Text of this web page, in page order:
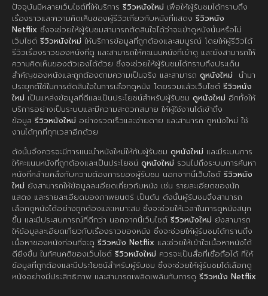
ปัจจุบันมีหลายเว็บไซต์ที่ให้บริการ รีวิวหนังใหม่ เพื่อให้ผู้รับชมได้ทราบถึง
เรื่องราวและความคิดเห็นของผู้รีวิวเกี่ยวกับหนังที่แสดง รีวิวหนัง
Netflix ซึ่งจะช่วยให้ผู้รับชมสามารถตัดสินใจได้ว่าจะเข้าดูหนังนั้นหรือไม่
เว็บไซต์ รีวิวหนังใหม่ ให้บริการข้อมูลที่ถูกต้องและสมบูรณ์ โดยให้ผู้รีวิวได้
รีวิวเรื่องราวของหนังที่ดู และสามารถให้คะแนนหนังที่เข้าดู และยังสามารถให้
ความคิดเห็นของตัวเองได้ด้วย ซึ่งจะช่วยให้ผู้รับชมได้ทราบถึงประเด็น
สำคัญของหนังและถูกต้องตามความเป็นจริง และสามารถ ดูหนังใหม่ นำมา
ประยุกต์ใช้ในการตัดสินใจในการเลือกดูหนัง โดยรวมแล้วเว็บไซต์ รีวิวหนัง
ใหม่ เป็นแหล่งข้อมูลที่ดีและเป็นประโยชน์สำหรับผู้รับชม ดูหนังใหม่ อีกทั้งให้
บริการอย่างเป็นระบบและมีความสะดวกสบาย ให้ผู้ใช้งานได้เข้าถึง
ข้อมูล รีวิวหนังใหม่ อย่างรวดเร็วและง่ายดาย และสามารถ ดูหนังใหม่ ใช้
งานได้ทุกที่ทุกเวลาอีกด้วย
ดังนั้นจึงควรจะมีการแนะนำหนังใหม่ให้กับผู้รับชม ดูหนังใหม่ และมีระบบการ
ให้คะแนนหนังที่ถูกต้องและเป็นประโยชน์ ดูหนังใหม่ รวมไปถึงระบบการค้นหา
หนังที่คล้ายคลึงกับความต้องการของผู้รับชม นอกจากนี้เว็บไซต์ รีวิวหนัง
ใหม่ ยังสามารถให้ข้อมูลละเอียดเกี่ยวกับหนัง เช่น รายละเอียดของนัก
แสดง และรายละเอียดของภาพยนตร์ เป็นต้น ดังนั้นผู้รับชมจึงสามารถ
เลือกดูหนังได้อย่างถูกต้องและเหมาะสม ซึ่งจะช่วยให้เวลาในการดูหนังสนุก
ขึ้น และมีประสบการณ์ที่ดีกว่า นอกจากนี้เว็บไซต์ รีวิวหนังใหม่ ยังสามารถ
ให้ข้อมูลละเอียดเกี่ยวกับเรื่องราวของหนัง ซึ่งจะช่วยให้ผู้รับชมได้ทราบถึง
เนื้อหาของหนังก่อนที่จะดู รีวิวหนัง Netflix และช่วยให้เข้าใจเนื้อหาหนังได้
ดียิ่งขึ้น ในทัศนคติของเว็บไซต์ รีวิวหนังใหม่ ควรจะเป็นสื่อที่เชื่อถือได้ ที่ให้
ข้อมูลที่ถูกต้องและมีประโยชน์สำหรับผู้รับชม ซึ่งจะช่วยให้ผู้รับชมได้เลือกดู
หนังอย่างมีประสิทธิภาพ และสามารถเพลิดเพลินกับการดู รีวิวหนัง Netflix